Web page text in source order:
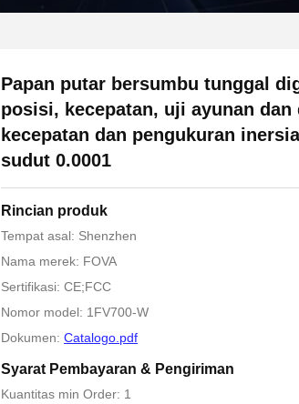
Papan putar bersumbu tunggal
posisi, kecepatan, uji ayunan
kecepatan dan pengukuran
sudut 0.0001
Rincian produk
Tempat asal: Shenzhen
Nama merek: FOVA
Sertifikasi: CE;FCC
Nomor model: 1FV700-W
Dokumen: Catalogo.pdf
Syarat Pembayaran & Pengiriman
Kuantitas min Order: 1